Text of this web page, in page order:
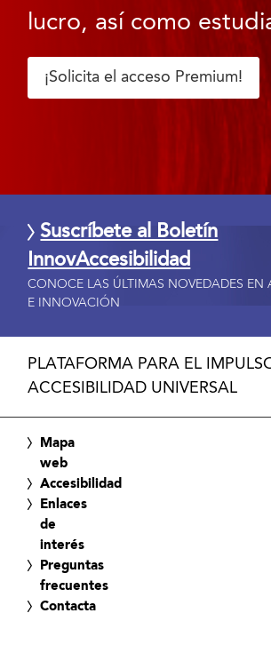
lucro, así como
¡Solicita el acceso Premium!
Suscríbete al Boletín
InnovAccesibilidad
CONOCE LAS ÚLTIMAS NOVEDADES EN
E INNOVACIÓN
PLATAFORMA PARA EL
ACCESIBILIDAD UNIVERSAL
Mapa
web
Accesibilidad
Enlaces
de
interés
Preguntas
frecuentes
Contacta